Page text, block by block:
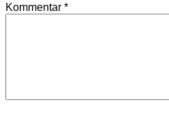
Kommentar *